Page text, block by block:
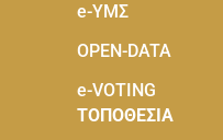
e-ΥΜΣ
OPEN-DATA
e-VOTING
ΤΟΠΟΘΕΣΙΑ